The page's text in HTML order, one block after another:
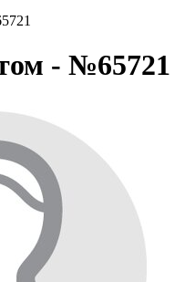
- №65721